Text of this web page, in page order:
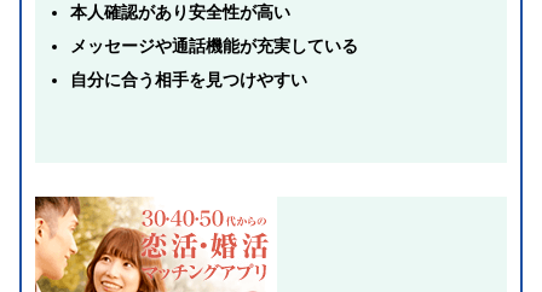
本人確認があり安全性が高い
メッセージや通話機能が充実している
自分に合う相手を見つけやすい